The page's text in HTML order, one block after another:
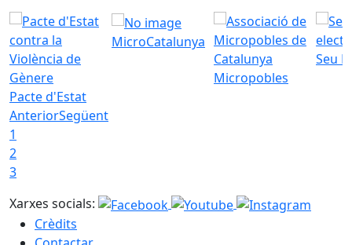
Pacte d'Estat
MicroCatalunya
Micropobles
Seu
AnteriorSegüent
1
2
3
Xarxes socials:
Crèdits